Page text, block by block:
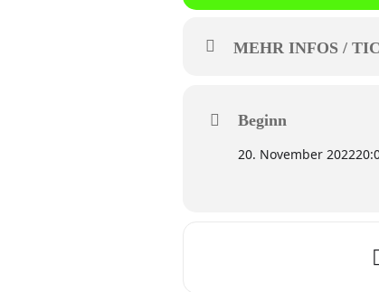
MEHR INFOS /
Beginn
20. November 2022